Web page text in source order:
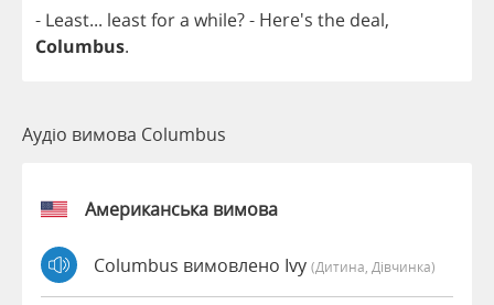
- Least... leastfora while?- Here's the deal,
Columbus.
Аудіо вимова Columbus
Американська вимова
Columbus вимовлено Ivy (дитина, Дівчинка)